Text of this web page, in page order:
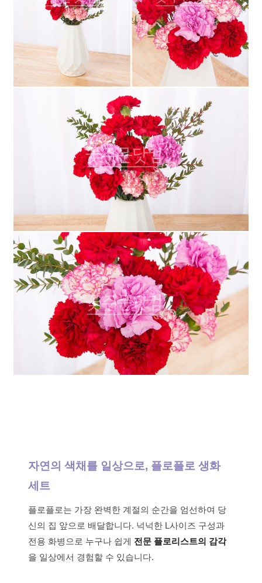
자연의 색채를 일상으로, 플로플로 생화
세트
플로플로는 가장 완벽한 계절의 순간을 엄선하여 당
신의 집 앞으로 배달합니다. 넉넉한 L사이즈 구성과
전용 화병으로 누구나 쉽게 전문 플로리스트의 감각
을 일상에서 경험할 수 있습니다.